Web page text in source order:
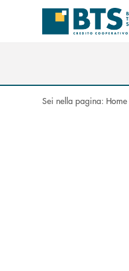
Salta al contenuto principale
Sei nella pagina: Home